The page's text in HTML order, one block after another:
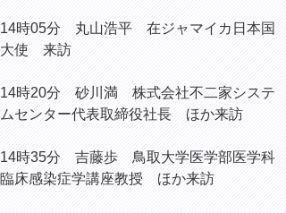
14時05分 丸山浩平 在ジャマイカ日本国
大使 来訪
14時20分 砂川満 株式会社不二家システ
ムセンター代表取締役社長 ほか来訪
14時35分 吉藤歩 鳥取大学医学部医学科
臨床感染症学講座教授 ほか来訪